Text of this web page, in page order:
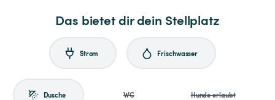
Das bietet dir dein Stellplatz
Strom Frischwasser
Dusche WC Hunde erlaubt